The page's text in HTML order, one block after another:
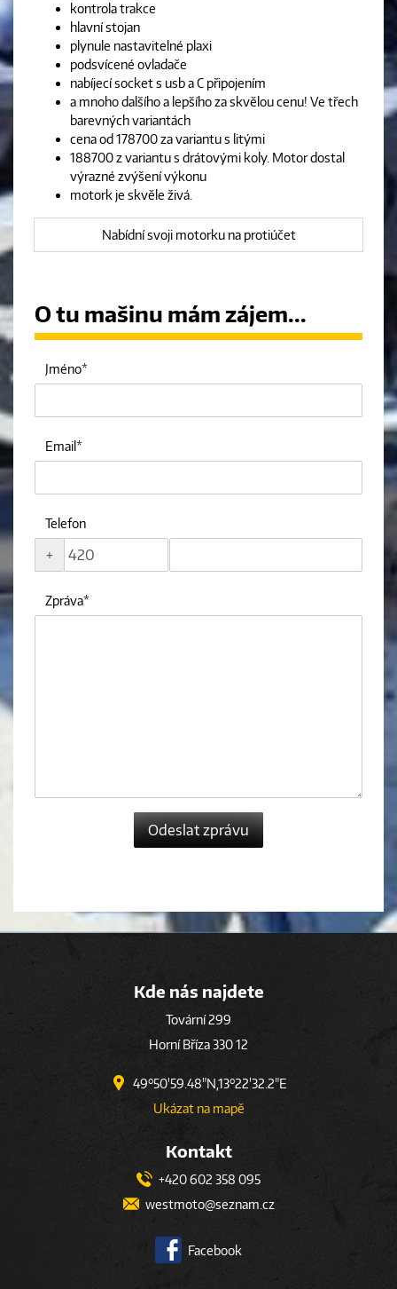
kontrola trakce
hlavní stojan
plynule nastavitelné plaxi
podsvícené ovladače
nabíjecí socket s usb a C připojením
a mnoho dalšího a lepšího za skvělou cenu! Ve třech
barevných variantách
cena od 178700 za variantu s litými
188700 z variantu s drátovými koly. Motor dostal
výrazné zvýšení výkonu
motork je skvěle živá.
Nabídní svoji motorku na protiúčet
O tu mašinu mám zájem...
Jméno
Email
Telefon
+
Zpráva
Odeslat zprávu
Kde nás najdete
Tovární 299
Horní Bříza 330 12
49°50'59.48"N,13°22'32.2"E
Ukázat na mapě
Kontakt
+420 602 358 095
westmoto@seznam.cz
Facebook